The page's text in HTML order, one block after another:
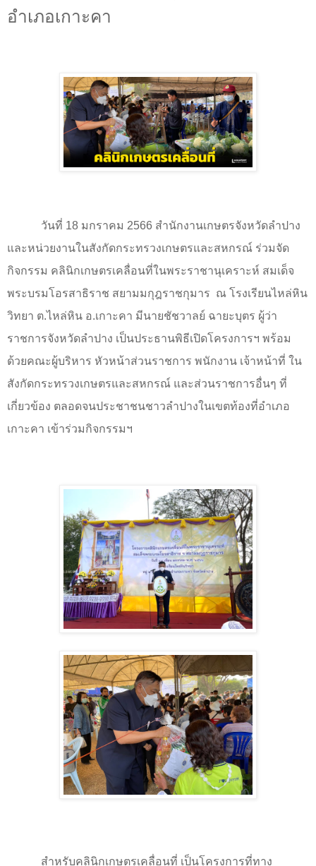
อำเภอเกาะคา
วันที่ 18 มกราคม 2566 สำนักงานเกษตรจังหวัดลำปาง
และหน่วยงานในสังกัดกระทรวงเกษตรและสหกรณ์ ร่วมจัด
กิจกรรม คลินิกเกษตรเคลื่อนที่ในพระราชานุเคราะห์ สมเด็จ
พระบรมโอรสาธิราช สยามมกุฎราชกุมาร ณ โรงเรียนไหล่หิน
วิทยา ต.ไหล่หิน อ.เกาะคา มีนายชัชวาลย์ ฉายะบุตร ผู้ว่า
ราชการจังหวัดลำปาง เป็นประธานพิธีเปิดโครงการฯ พร้อม
ด้วยคณะผู้บริหาร หัวหน้าส่วนราชการ พนักงาน เจ้าหน้าที่ ใน
สังกัดกระทรวงเกษตรและสหกรณ์ และส่วนราชการอื่นๆ ที่
เกี่ยวข้อง ตลอดจนประชาชนชาวลำปางในเขตท้องที่อำเภอ
เกาะคา เข้าร่วมกิจกรรมฯ
สำหรับคลินิกเกษตรเคลื่อนที่ เป็นโครงการที่ทาง